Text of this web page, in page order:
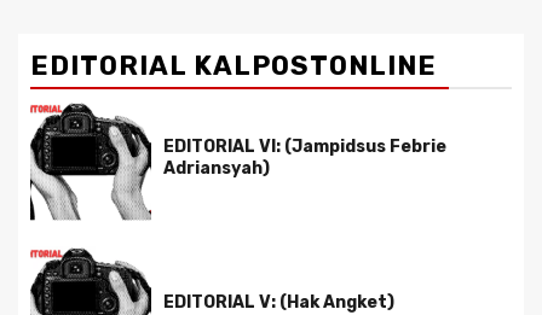
EDITORIAL KALPOSTONLINE
EDITORIAL VI: (Jampidsus Febrie
Adriansyah)
EDITORIAL V: (Hak Angket)